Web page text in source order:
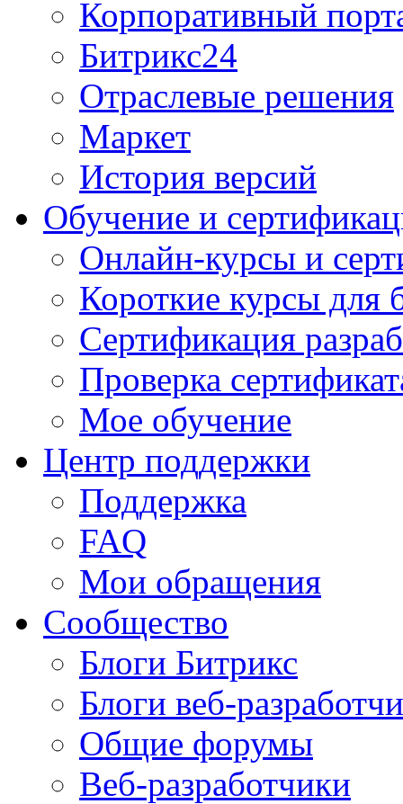
Корпоративный
Битрикс24
Отраслевые решения
Маркет
История версий
Обучение и
Онлайн-курсы и
Короткие курсы для
Сертификация
Проверка
Мое обучение
Центр поддержки
Поддержка
FAQ
Мои обращения
Сообщество
Блоги Битрикс
Блоги веб-
Общие форумы
Веб-разработчики